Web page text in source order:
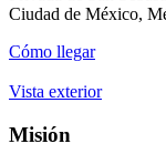
Ciudad de México,
Cómo llegar
Vista exterior
Misión